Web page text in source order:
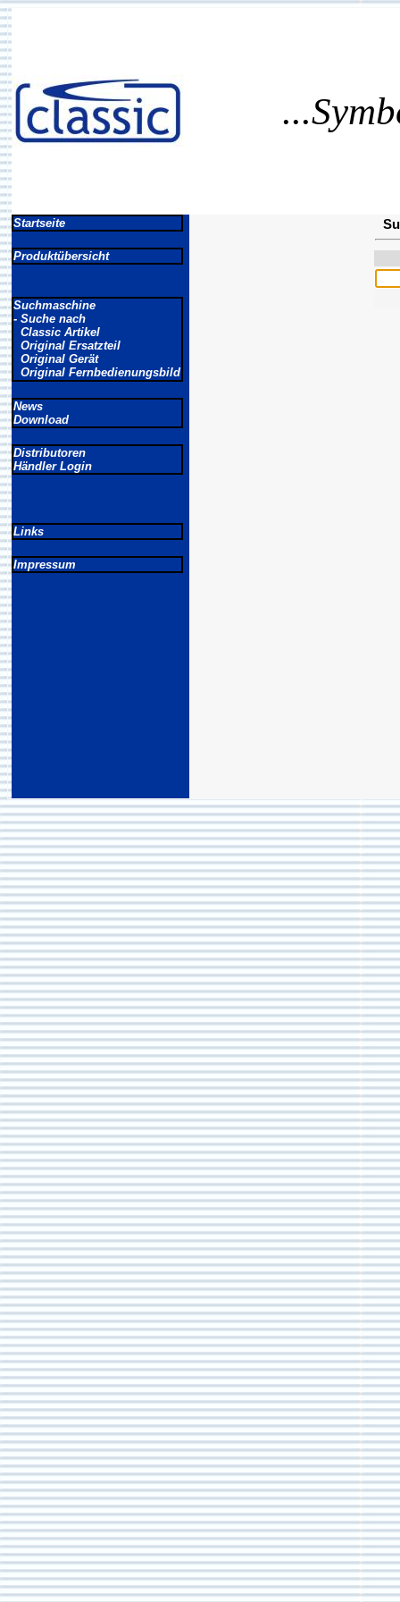
Startseite
Produktübersicht
Suchmaschine
- Suche nach
Classic Artikel
Original Ersatzteil
Original Gerät
Original Fernbedienungsbild
News
Download
Distributoren
Händler Login
Links
Impressum